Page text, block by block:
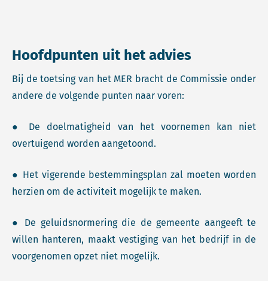
Hoofdpunten uit het advies
Bij de toetsing van het MER bracht de Commissie onder
andere de volgende punten naar voren:
● De doelmatigheid van het voornemen kan niet
overtuigend worden aangetoond.
● Het vigerende bestemmingsplan zal moeten worden
herzien om de activiteit mogelijk te maken.
● De geluidsnormering die de gemeente aangeeft te
willen hanteren, maakt vestiging van het bedrijf in de
voorgenomen opzet niet mogelijk.